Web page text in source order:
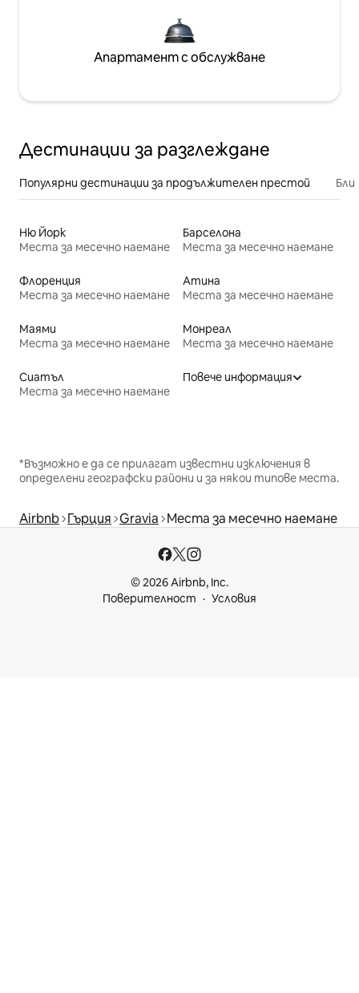
Апартамент с обслужване
Дестинации за разглеждане
Популярни дестинации за продължителен престой
Ню Йорк
Места за месечно наемане
Барселона
Места за месечно наемане
Флоренция
Места за месечно наемане
Атина
Места за месечно наемане
Маями
Места за месечно наемане
Монреал
Места за месечно наемане
Сиатъл
Места за месечно наемане
Повече информация
*Възможно е да се прилагат известни изключения в
определени географски райони и за някои типове места.
Airbnb Гърция Gravia Места за месечно наемане
© 2026 Airbnb, Inc.
Поверителност
Условия